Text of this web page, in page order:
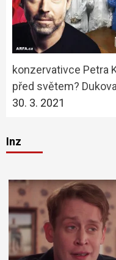
konzervativce Petra
před světem?
30. 3. 2021
Inz